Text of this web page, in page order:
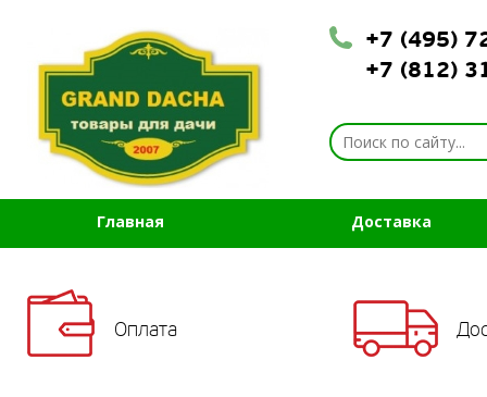
+7 (495)
+7 (812)
Главная Доставка
Оплата